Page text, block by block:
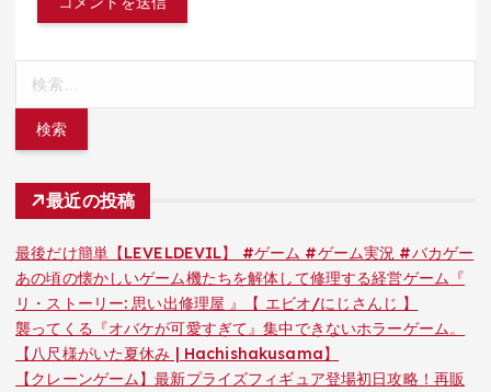
最近の投稿
最後だけ簡単【LEVELDEVIL】 #ゲーム #ゲーム実況 #バカゲー
あの頃の懐かしいゲーム機たちを解体して修理する経営ゲーム『
リ・ストーリー: 思い出修理屋 』【 エビオ/にじさんじ 】
襲ってくる『オバケが可愛すぎて』集中できないホラーゲーム。
【八尺様がいた夏休み | Hachishakusama】
【クレーンゲーム】最新プライズフィギュア登場初日攻略！再販